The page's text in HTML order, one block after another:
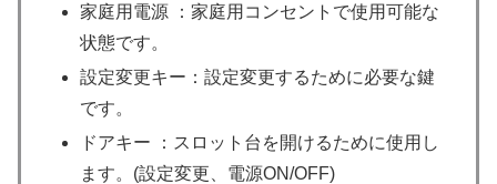
家庭用電源 ：家庭用コンセントで使用可能な
状態です。
設定変更キー：設定変更するために必要な鍵
です。
ドアキー ：スロット台を開けるために使用し
ます。(設定変更、電源ON/OFF)